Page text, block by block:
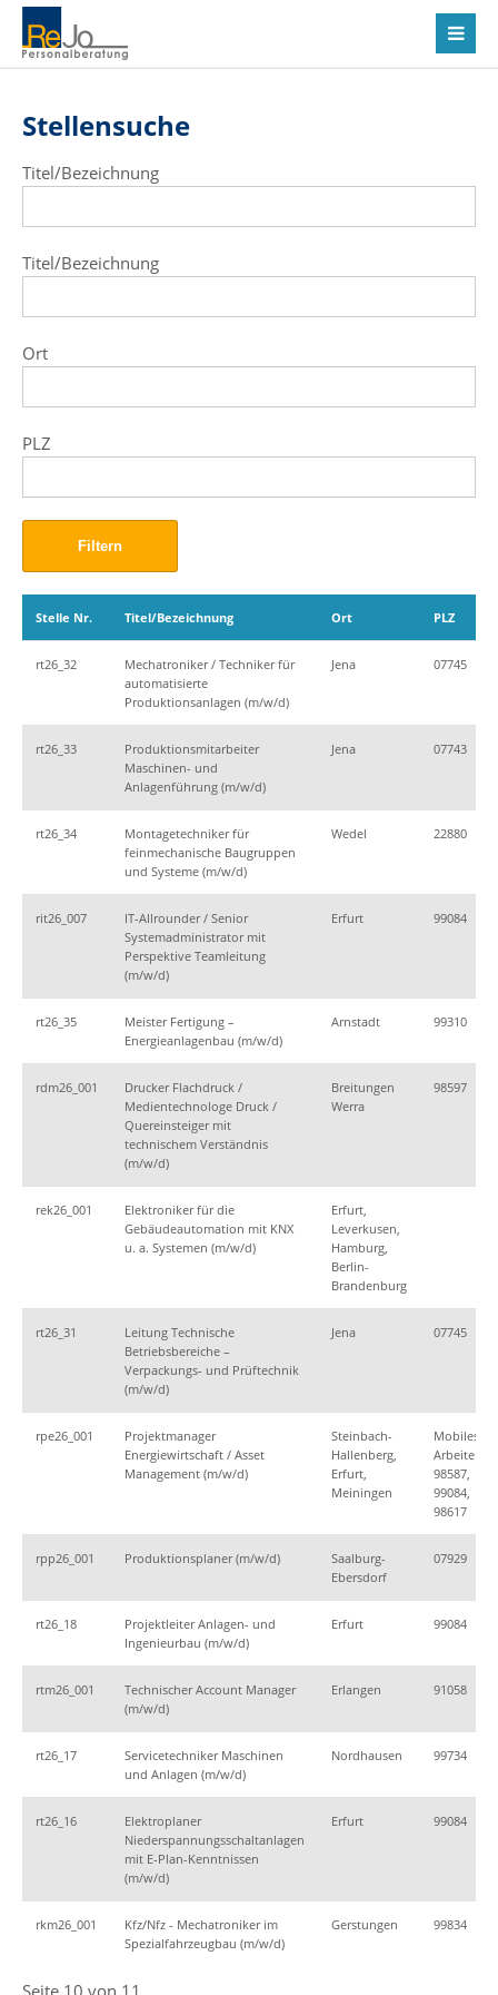
Stellensuche
Titel/Bezeichnung
Titel/Bezeichnung
Ort
PLZ
Stelle Nr. Titel/Bezeichnung Ort PLZ
rt26_32
Mechatroniker / Techniker für
automatisierte
Produktionsanlagen (m/w/d)
Jena 07745
rt26_33
Produktionsmitarbeiter
Maschinen- und
Anlagenführung (m/w/d)
Jena 07743
rt26_34
Montagetechniker für
feinmechanische Baugruppen
und Systeme (m/w/d)
Wedel 22880
rit26_007
IT-Allrounder / Senior
Systemadministrator mit
Perspektive Teamleitung
(m/w/d)
Erfurt 99084
rt26_35
Meister Fertigung –
Energieanlagenbau (m/w/d)
Arnstadt 99310
rdm26_001
Drucker Flachdruck /
Medientechnologe Druck /
Quereinsteiger mit
technischem Verständnis
(m/w/d)
Breitungen
Werra
98597
rek26_001
Elektroniker für die
Gebäudeautomation mit KNX
u. a. Systemen (m/w/d)
Erfurt,
Leverkusen,
Hamburg,
Berlin-
Brandenburg
rt26_31
Leitung Technische
Betriebsbereiche –
Verpackungs- und Prüftechnik
(m/w/d)
Jena 07745
rpe26_001
Projektmanager
Energiewirtschaft / Asset
Management (m/w/d)
Steinbach-
Hallenberg,
Erfurt,
Meiningen
Mobiles
Arbeiten,
98587,
99084,
98617
rpp26_001 Produktionsplaner (m/w/d)
Saalburg-
Ebersdorf
07929
rt26_18
Projektleiter Anlagen- und
Ingenieurbau (m/w/d)
Erfurt 99084
rtm26_001
Technischer Account Manager
(m/w/d)
Erlangen 91058
rt26_17
Servicetechniker Maschinen
und Anlagen (m/w/d)
Nordhausen 99734
rt26_16
Elektroplaner
Niederspannungsschaltanlagen
mit E-Plan-Kenntnissen
(m/w/d)
Erfurt 99084
rkm26_001
Kfz/Nfz - Mechatroniker im
Spezialfahrzeugbau (m/w/d)
Gerstungen 99834
Seite 10 von 11